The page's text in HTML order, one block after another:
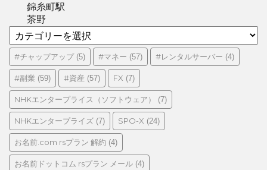
錦糸町駅
茶野
テ
ゴ
リ
ー
#チャップアップ(5) #マネー (57) #レンタルサーバー (4)
#副業 (59) #資産 (57) FX (7)
NHKエンタープライス（ソフトウェア） (7)
NHKエンタープライズ (7) SPO-X (24)
お名前.com rsプラン 解約 (4)
お名前ドットコム rsプラン メール (4)